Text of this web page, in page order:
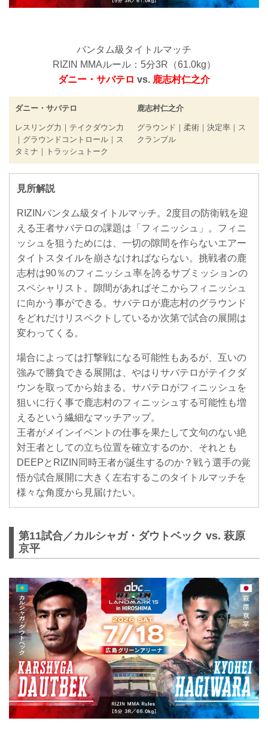
バンタム級タイトルマッチ
RIZIN MMAルール：5分3R（61.0kg）
ダニー・サバテロ vs. 鹿志村仁之介
ダニー・サバテロ
レスリング力｜テイクダウン力
｜グラウンドコントロール｜ス
タミナ｜トラッシュトーク
鹿志村仁之介
グラウンド｜柔術｜決定率｜ス
クランブル
見所解説
RIZINバンタム級タイトルマッチ。2度目の防衛戦を迎
える王者サバテロの課題は「フィニッシュ」。フィニ
ッシュを狙うためには、一切の隙間を作らないエアー
タイトスタイルを崩さなければならない。挑戦者の鹿
志村は90％のフィニッシュ率を誇るサブミッションの
スペシャリスト。隙間があればそこからフィニッシュ
に向かう事ができる。サバテロが鹿志村のグラウンド
をどれだけリスペクトしているか次第で試合の展開は
変わってくる。
場合によっては打撃戦になる可能性もあるが、互いの
強みで勝負できる展開は、やはりサバテロがテイクダ
ウンを取ってから始まる。サバテロがフィニッシュを
狙いに行く事で鹿志村のフィニッシュする可能性も増
えるという繊細なマッチアップ。
王者がメインイベントの仕事を果たして文句のない絶
対王者としての立ち位置を確立するのか、それとも
DEEPとRIZIN同時王者が誕生するのか？戦う選手の覚
悟が試合展開に大きく左右するこのタイトルマッチを
様々な角度から見届けたい。
第11試合／カルシャガ・ダウトベック vs. 萩原
京平